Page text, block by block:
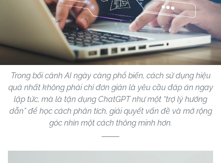
Trong bối cảnh AI ngày càng phổ biến, cách sử dụng hiệu
quả nhất không phải chỉ đơn giản là yêu cầu đáp án ngay
lập tức, mà là tận dụng ChatGPT như một “trợ lý hướng
dẫn” để học cách phân tích, giải quyết vấn đề và mở rộng
góc nhìn một cách thông minh hơn.